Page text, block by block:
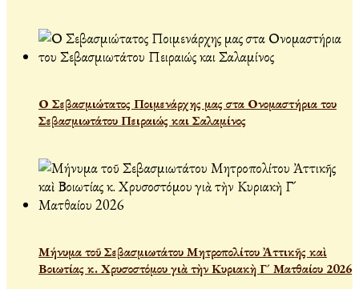
Ο Σεβασμιώτατος Ποιμενάρχης μας στα Ονομαστήρια του
Σεβασμιωτάτου Πειραιώς και Σαλαμίνος
Μήνυμα τοῦ Σεβασμιωτάτου Μητροπολίτου Ἀττικῆς καὶ
Βοιωτίας κ. Χρυσοστόμου γιὰ τὴν Κυριακὴ Γ´ Ματθαίου 2026